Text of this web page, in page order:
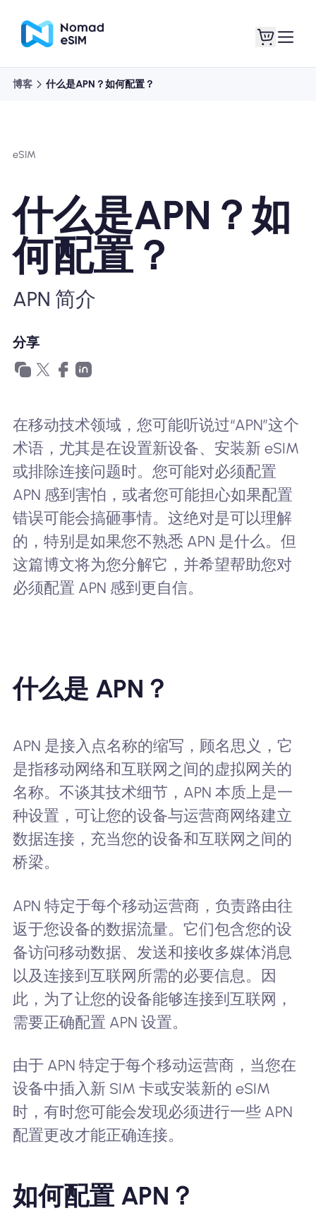
关于 eSIM
企业用户
博客 什么是APN？如何配置？
eSIM
什么是APN？如
何配置？
APN 简介
分享
在移动技术领域，您可能听说过“APN”这个
术语，尤其是在设置新设备、安装新 eSIM
或排除连接问题时。您可能对必须配置
APN 感到害怕，或者您可能担心如果配置
错误可能会搞砸事情。这绝对是可以理解
的，特别是如果您不熟悉 APN 是什么。但
这篇博文将为您分解它，并希望帮助您对
必须配置 APN 感到更自信。
什么是 APN？
APN 是接入点名称的缩写，顾名思义，它
是指移动网络和互联网之间的虚拟网关的
名称。不谈其技术细节，APN 本质上是一
种设置，可让您的设备与运营商网络建立
数据连接，充当您的设备和互联网之间的
桥梁。
APN 特定于每个移动运营商，负责路由往
返于您设备的数据流量。它们包含您的设
备访问移动数据、发送和接收多媒体消息
以及连接到互联网所需的必要信息。因
此，为了让您的设备能够连接到互联网，
需要正确配置 APN 设置。
由于 APN 特定于每个移动运营商，当您在
设备中插入新 SIM 卡或安装新的 eSIM
时，有时您可能会发现必须进行一些 APN
配置更改才能正确连接。
如何配置 APN？